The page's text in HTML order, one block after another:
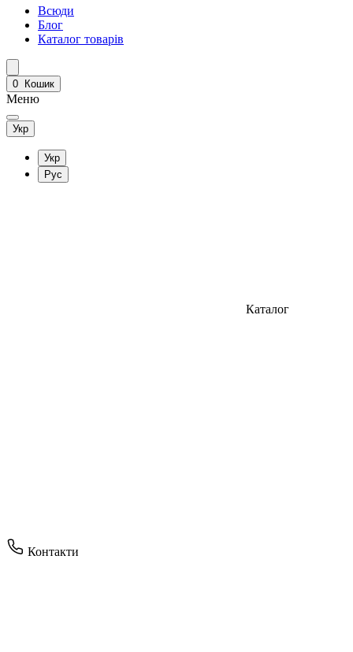
Всюди
Блог
Каталог товарів
0 Кошик
Меню
Укр
Укр
Рус
Каталог
Контакти